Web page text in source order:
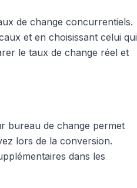
de change concurrentiels.
et en choisissant celui qui
le taux de change réel et
bureau de change permet
lors de la conversion.
dans les